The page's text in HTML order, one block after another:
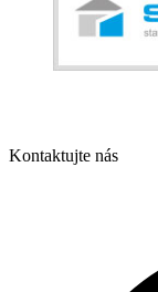
Kontaktujte nás